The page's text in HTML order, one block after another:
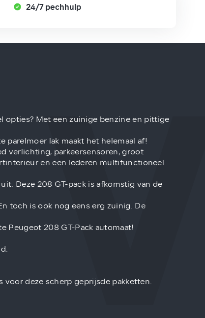
24/7 pechhulp
opties? Met een zuinige benzine en pittige
parelmoer lak maakt het helemaal af!
verlichting, parkeersensoren, groot
en een lederen multifunctioneel
Deze 208 GT-pack is afkomstig van de
toch is ook nog eens erg zuinig. De
Peugeot 208 GT-Pack automaat!
deze scherp geprijsde pakketten.